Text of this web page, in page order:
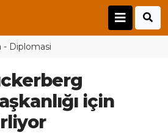
- Diplomasi
için